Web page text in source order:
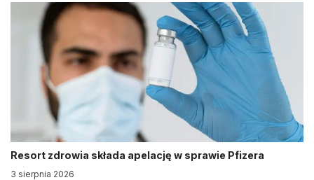
Resort zdrowia składa apelację w sprawie Pfizera
3 sierpnia 2026